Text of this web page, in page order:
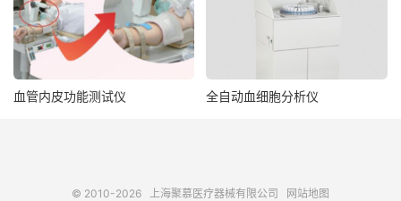
血管内皮功能测试仪 全自动血细胞分析仪
© 2010-2026 上海聚慕医疗器械有限公司 网站地图